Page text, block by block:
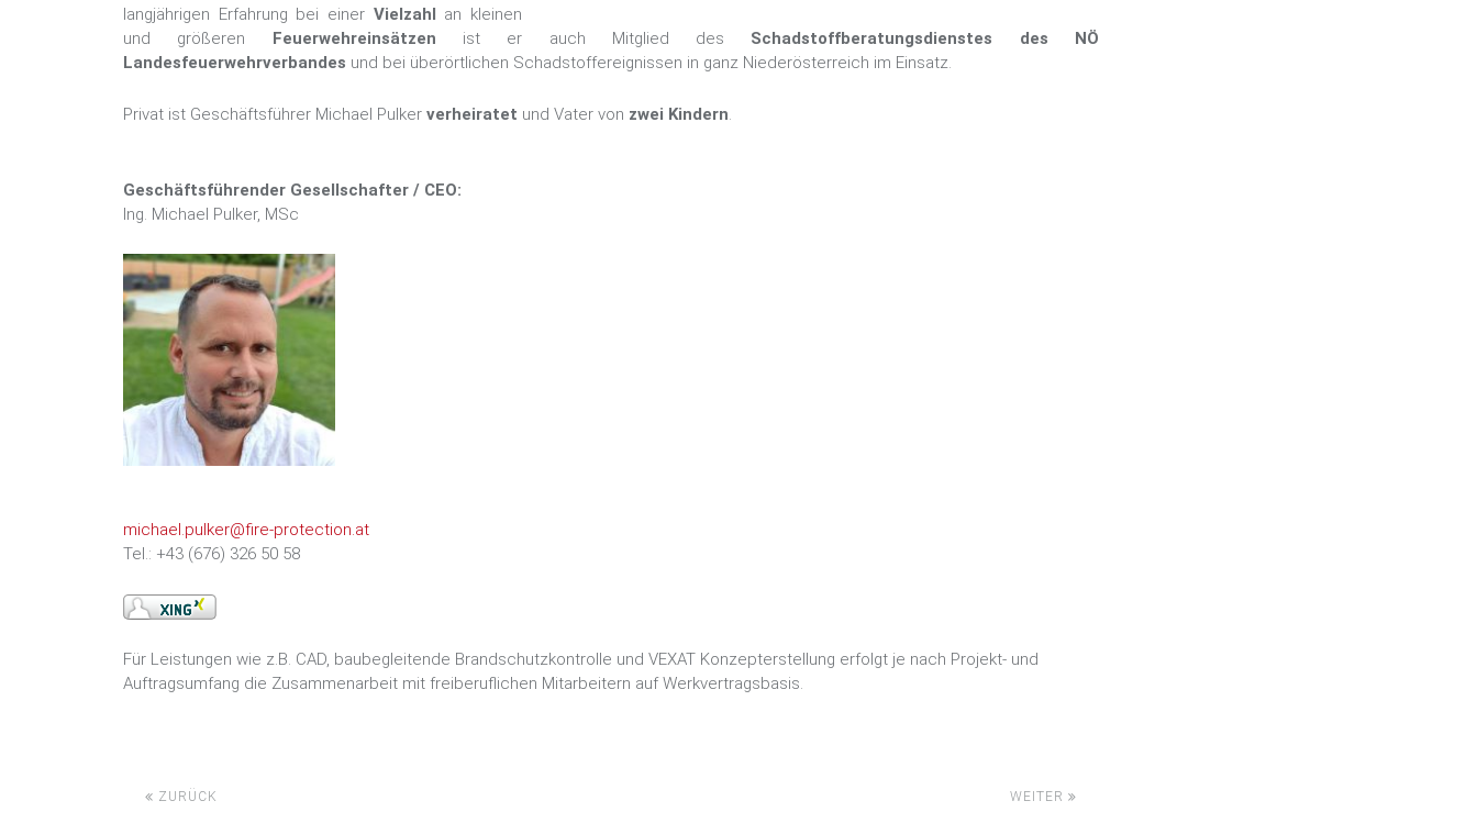
langjährigen Erfahrung bei einer Vielzahl an kleinen
und größeren Feuerwehreinsätzen ist er auch Mitglied des Schadstoffberatungsdienstes des NÖ
Landesfeuerwehrverbandes und bei überörtlichen Schadstoffereignissen in ganz Niederösterreich im Einsatz.
Privat ist Geschäftsführer Michael Pulker verheiratet und Vater von zwei Kindern.
Geschäftsführender Gesellschafter / CEO:
Ing. Michael Pulker, MSc
michael.pulker@fire-protection.at
Tel.: +43 (676) 326 50 58
Für Leistungen wie z.B. CAD, baubegleitende Brandschutzkontrolle und VEXAT Konzepterstellung erfolgt je nach Projekt- und
Auftragsumfang die Zusammenarbeit mit freiberuflichen Mitarbeitern auf Werkvertragsbasis.
ZURÜCK WEITER